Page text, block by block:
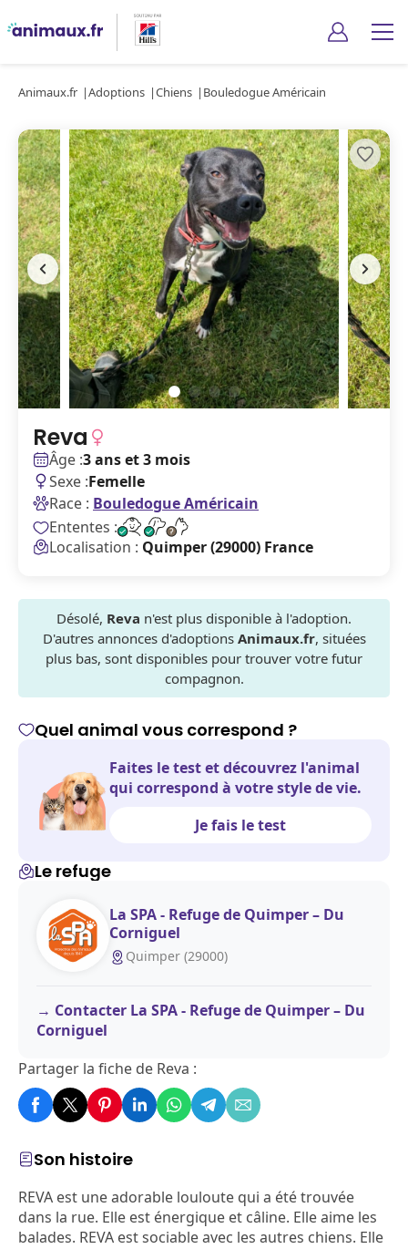
Animaux.fr Adoptions Chiens Bouledogue Américain
Reva
Âge :3 ans et 3 mois
Sexe :Femelle
Race : Bouledogue Américain
Ententes :
Localisation : Quimper (29000) France
Désolé, Reva n'est plus disponible à l'adoption.
D'autres annonces d'adoptions Animaux.fr, situées
plus bas, sont disponibles pour trouver votre futur
compagnon.
Son histoire
REVA est une adorable louloute qui a été trouvée
dans la rue. Elle est énergique et câline. Elle aime les
balades. REVA est sociable avec les autres chiens. Elle
Quel animal vous correspond ?
Faites le test et découvrez l'animal
qui correspond à votre style de vie.
Je fais le test
Le refuge
La SPA - Refuge de Quimper – Du
Corniguel
Quimper (29000)
Contacter La SPA - Refuge de Quimper – Du
Corniguel
Partager la fiche de Reva :